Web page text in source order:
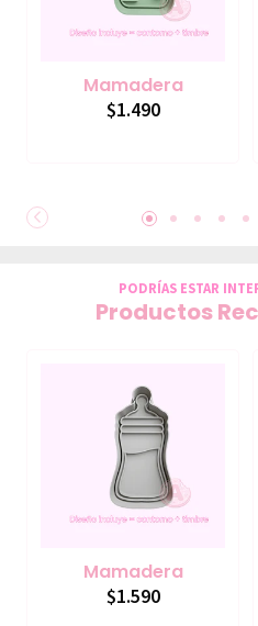
Mamadera
$1.490
PODRÍAS ESTAR
Productos
Mamadera
$1.590